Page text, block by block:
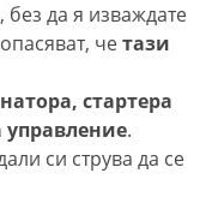
да я изваждате
четази
стартера
управление.
си струва да се